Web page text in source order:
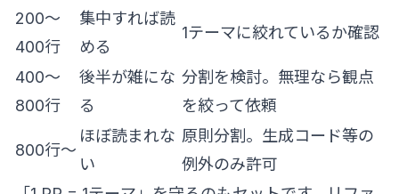
200〜
400行
集中すれば読
める
1テーマに絞れているか確認
400〜
800行
後半が雑にな
る
分割を検討。無理なら観点
を絞って依頼
800行〜
ほぼ読まれな
い
原則分割。生成コード等の
例外のみ許可